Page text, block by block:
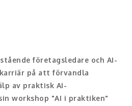
företagsledare och AI-
på att förvandla
av praktisk AI-
workshop "AI i praktiken"